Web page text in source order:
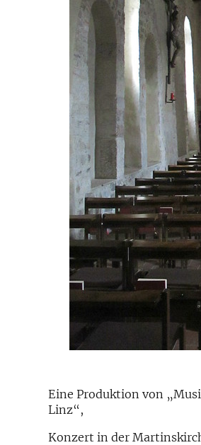
Eine Produktion von
Linz“,
Konzert in der